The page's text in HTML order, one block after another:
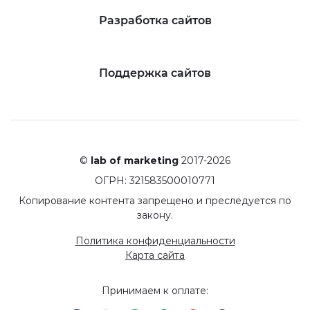
Разработка сайтов
Поддержка сайтов
© lab of marketing 2017-2026
ОГРН: 321583500010771
Копирование контента запрещено и преследуется по
закону.
Политика конфиденциальности
Карта сайта
Принимаем к оплате: